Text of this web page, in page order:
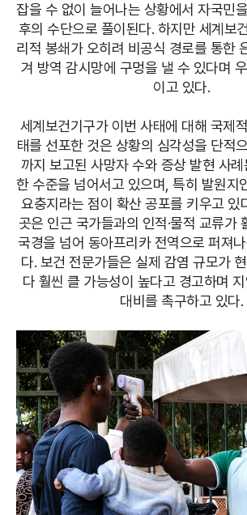
잡을 수 없이 늘어나는 상황에서 자국민
후의 수단으로 풀이된다. 하지만 세계보
리적 봉쇄가 오히려 비공식 경로를 통한
겨 방역 감시망에 구멍을 낼 수 있다며
이고 있다.
세계보건기구가 이번 사태에 대해 국제
태를 선포한 것은 상황의 심각성을 단적
까지 보고된 사망자 수와 증상 발현 사
한 수준을 넘어서고 있으며, 특히 발원지
요충지라는 점이 확산 공포를 키우고 있
곳은 인근 국가들과의 인적·물적 교류가
국경을 넘어 동아프리카 전역으로 퍼져
다. 보건 전문가들은 실제 감염 규모가
다 훨씬 클 가능성이 높다고 경고하며
대비를 촉구하고 있다.